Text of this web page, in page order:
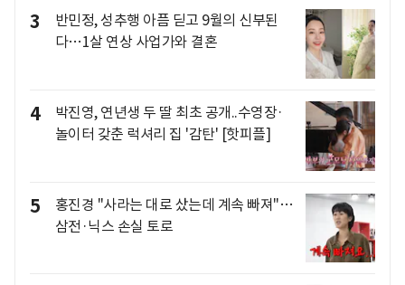
3
반민정, 성추행 아픔 딛고 9월의 신부된
다…1살 연상 사업가와 결혼
4
박진영, 연년생 두 딸 최초 공개..수영장·
놀이터 갖춘 럭셔리 집 '감탄' [핫피플]
5
홍진경 "사라는 대로 샀는데 계속 빠져"…
삼전·닉스 손실 토로